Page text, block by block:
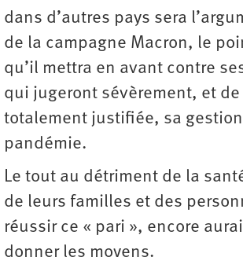
dans d’autres pays sera
de la campagne Macron, le
qu’il mettra en avant contre
qui jugeront sévèrement, et de
totalement justifiée, sa
pandémie.
Le tout au détriment de la
de leurs familles et des
réussir ce « pari », encore
donner les moyens.